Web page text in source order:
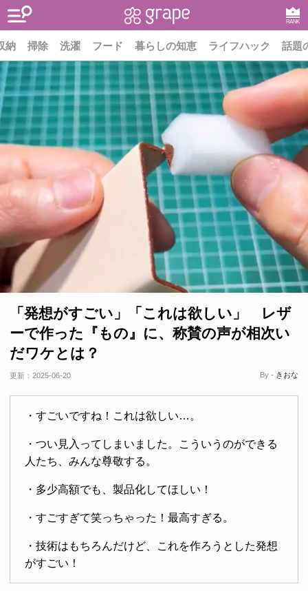
RANK
納 掃除 洗濯 フード 暮らしの知恵 ライフハック 話題
「発想がすごい」「これは欲しい」 レザ
ーで作った『もの』に、称賛の声が相次い
だワケとは？
更新： 2025-06-20 By - きおな
・すごいですね！これは欲しい…。
・つい見入ってしまいました。こういうのができる
人たち、みんな尊敬する。
・多少高額でも、製品化してほしい！
・すごすぎて笑っちゃった！最高すぎる。
・技術はもちろんだけど、これを作ろうとした発想
がすごい！